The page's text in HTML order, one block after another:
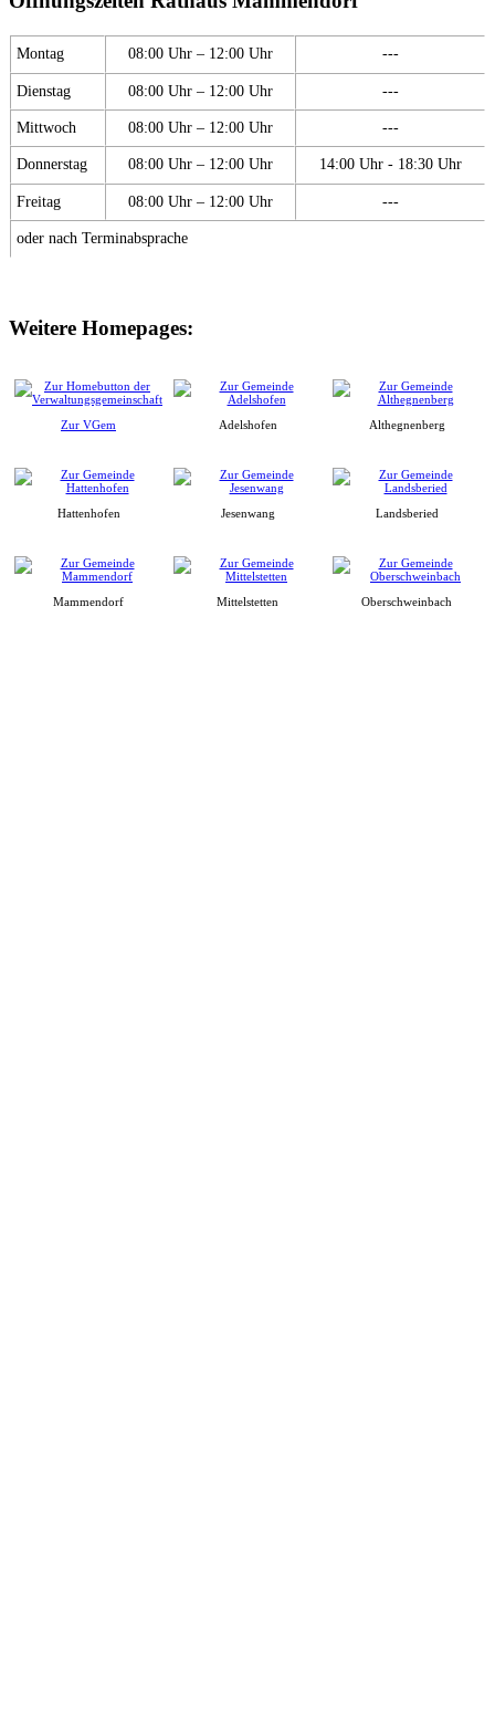
Montag 08:00 Uhr – 12:00 Uhr ---
Dienstag 08:00 Uhr – 12:00 Uhr ---
Mittwoch 08:00 Uhr – 12:00 Uhr ---
Donnerstag 08:00 Uhr – 12:00 Uhr 14:00 Uhr - 18:30 Uhr
Freitag 08:00 Uhr – 12:00 Uhr ---
oder nach Terminabsprache
Weitere Homepages:
Zur VGem Adelshofen Althegnenberg
Hattenhofen Jesenwang Landsberied
Mammendorf Mittelstetten Oberschweinbach